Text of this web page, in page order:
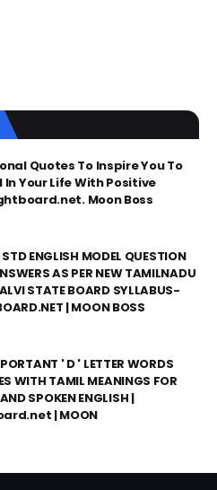
Quotes To Inspire You To
In Your Life With Positive
Moon Boss
ENGLISH MODEL QUESTION
AS PER NEW TAMILNADU
STATE BOARD SYLLABUS-
| MOON BOSS
' D ' LETTER WORDS
WITH TAMIL MEANINGS FOR
SPOKEN ENGLISH |
| MOON